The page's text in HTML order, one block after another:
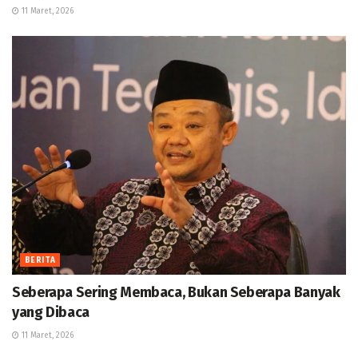
11 Maret, 2026
BERITA
Seberapa Sering Membaca, Bukan Seberapa Banyak
yang Dibaca
11 Maret, 2026